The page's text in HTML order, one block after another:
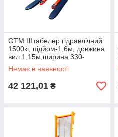
GTM Штабелер гідравлічний
1500кг, підйом-1,6м, довжина
вил 1,15м,ширина 330-
740мм
Немає в наявності
42 121,01 ₴